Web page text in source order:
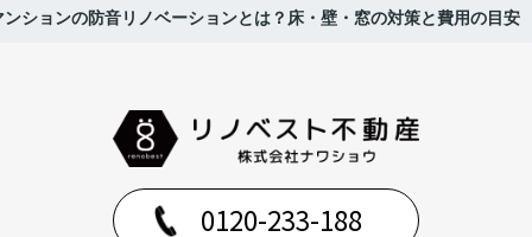
ンションの防音リノベーションとは？床・壁・窓の対策と費用の目安
0120-233-188